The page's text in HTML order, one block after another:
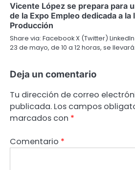
Vicente López se prepara para
de la Expo Empleo dedicada a
Producción
Share via: Facebook X (Twitter)
23 de mayo, de 10 a 12 horas, se
Deja un comentario
Tu dirección de correo
publicada. Los campos
marcados con *
Comentario *